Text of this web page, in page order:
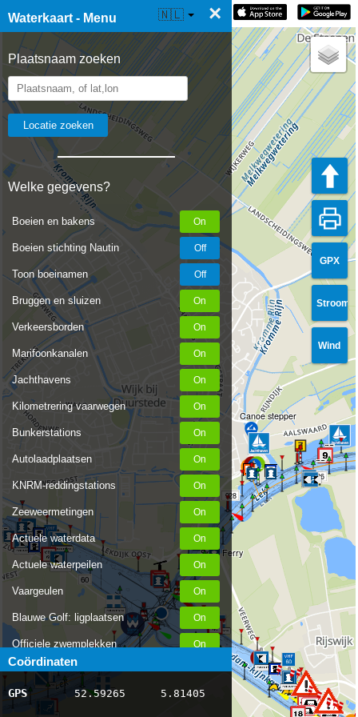
Waterkaart - Menu ×
Plaatsnaam zoeken
Welke gegevens?
Boeien en bakens
Boeien stichting Nautin
Toon boeinamen
Bruggen en sluizen
Verkeersborden
Marifoonkanalen
Jachthavens
Kilometrering vaarwegen
Bunkerstations
Autolaadplaatsen
KNRM-reddingstations
Zeeweermetingen
Actuele waterdata
Actuele waterpeilen
Vaargeulen
Blauwe Golf: ligplaatsen
Officiele zwemplekken
Stremmingen/hinder
AIS scheepsposities
Coördinaten
GPS 52.59265 5.81405
☰ Waterkaart Live 🇳🇱
GPX
Stroom
Wind
60
61
926
928
930
Canoe stepper
Spes Ferry